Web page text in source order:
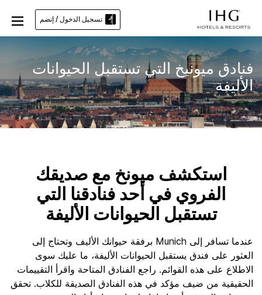
تسجيل الدخول / إنضم
فنادق ميونيخ التي تستقبل الحيوانات
الأليفة
استكشف ميونخ مع صديقك
الفروي في أحد فنادقنا التي
تستقبل الحيوانات الأليفة
عندما تسافر إلى Munich برفقة حيوانك الأليف وتحتاج إلى
العثور على فندق يستقبل الحيوانات الأليفة، ما عليك سوى
الاطلاع على هذه القوائم. راجع الفنادق المتاحة واقرأ التقييمات
الحقيقية من ضيف مؤكد في هذه الفنادق الصديقة للكلاب. تحقق